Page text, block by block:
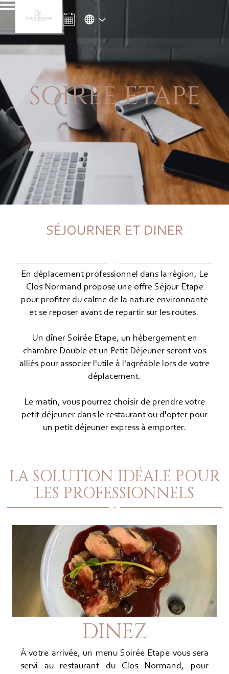
SOIREE ETAPE
SÉJOURNER ET DINER
En déplacement professionnel dans la région, Le
Clos Normand propose une offre Séjour Etape
pour profiter du calme de la nature environnante
et se reposer avant de repartir sur les routes.
Un dîner Soirée Etape, un hébergement en
chambre Double et un Petit Déjeuner seront vos
alliés pour associer l'utile à l'agréable lors de votre
déplacement.
Le matin, vous pourrez choisir de prendre votre
petit déjeuner dans le restaurant ou d'opter pour
un petit déjeuner express à emporter.
LA SOLUTION IDÉALE POUR
LES PROFESSIONNELS
DINEZ
À votre arrivée, un menu Soirée Etape vous sera
servi au restaurant du Clos Normand, pour